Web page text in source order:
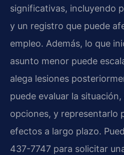
significativas, incluyendo
y un registro que puede
empleo. Además, lo que
asunto menor puede
alega lesiones
puede evaluar la
opciones, y representarlo
efectos a largo plazo.
437-7747 para solicitar